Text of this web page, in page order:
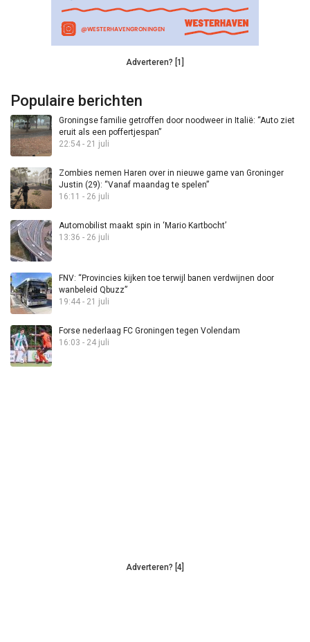
Adverteren? [1]
Populaire berichten
Groningse familie getroffen door noodweer in Italië: “Auto ziet
eruit als een poffertjespan”
22:54 - 21 juli
Zombies nemen Haren over in nieuwe game van Groninger
Justin (29): “Vanaf maandag te spelen”
16:11 - 26 juli
Automobilist maakt spin in ‘Mario Kartbocht’
13:36 - 26 juli
FNV: “Provincies kijken toe terwijl banen verdwijnen door
wanbeleid Qbuzz”
19:44 - 21 juli
Forse nederlaag FC Groningen tegen Volendam
16:03 - 24 juli
Adverteren? [4]